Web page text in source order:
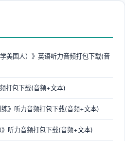
美国人）》英语听力音频打包下载(音
打包下载(音频+文本)
练》听力音频打包下载(音频+文本)
》听力音频打包下载(音频+文本)